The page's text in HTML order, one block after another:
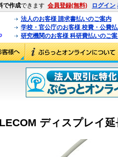
で作成できます 会員登録(無料) ログイン
法人のお客様 請求書払いのご案内
学校・官公庁のお客様 校費・公費
研究機関のお客様 科研費払いのご
ディスプレイ